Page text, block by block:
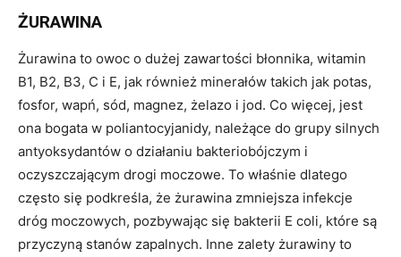
ŻURAWINA
Żurawina to owoc o dużej zawartości błonnika, witamin
B1, B2, B3, C i E, jak również minerałów takich jak potas,
fosfor, wapń, sód, magnez, żelazo i jod. Co więcej, jest
ona bogata w poliantocyjanidy, należące do grupy silnych
antyoksydantów o działaniu bakteriobójczym i
oczyszczającym drogi moczowe. To właśnie dlatego
często się podkreśla, że żurawina zmniejsza infekcje
dróg moczowych, pozbywając się bakterii E coli, które są
przyczyną stanów zapalnych. Inne zalety żurawiny to